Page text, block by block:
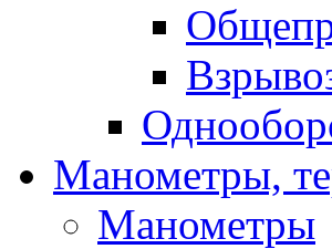
Манометры,
Манометры